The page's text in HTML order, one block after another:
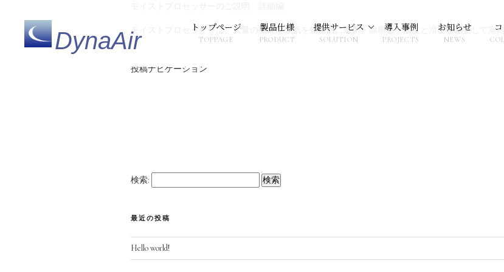
DynaAir
トップページ
TOPPAGE
製品仕様
PRODUCT
提供サービス
SOLUTION
導入事例
PROJECTS
お知らせ
NEWS
モイストプロセッサーは、大量の新鮮な外気を効率的に除菌・除塵し、温度と湿度を調整して室
投稿ナビゲーション
検索:
最近の投稿
Hello world!